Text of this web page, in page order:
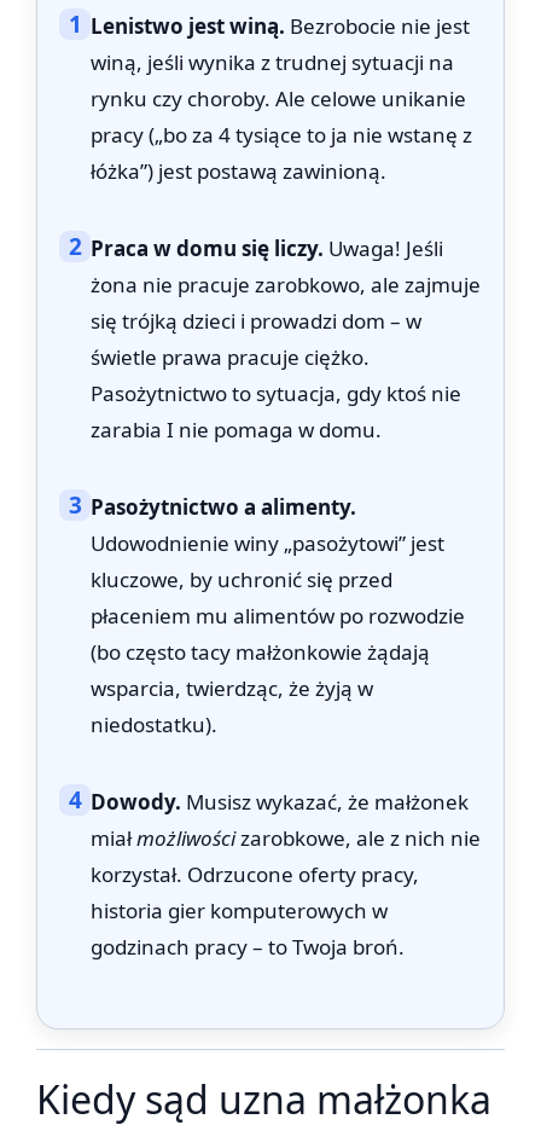
1 Lenistwo jest winą. Bezrobocie nie jest
winą, jeśli wynika z trudnej sytuacji na
rynku czy choroby. Ale celowe unikanie
pracy („bo za 4 tysiące to ja nie wstanę z
łóżka”) jest postawą zawinioną.
2 Praca w domu się liczy. Uwaga! Jeśli
żona nie pracuje zarobkowo, ale zajmuje
się trójką dzieci i prowadzi dom – w
świetle prawa pracuje ciężko.
Pasożytnictwo to sytuacja, gdy ktoś nie
zarabia I nie pomaga w domu.
3 Pasożytnictwo a alimenty.
Udowodnienie winy „pasożytowi” jest
kluczowe, by uchronić się przed
płaceniem mu alimentów po rozwodzie
(bo często tacy małżonkowie żądają
wsparcia, twierdząc, że żyją w
niedostatku).
4 Dowody. Musisz wykazać, że małżonek
miałmożliwościzarobkowe, ale z nich nie
korzystał. Odrzucone oferty pracy,
historia gier komputerowych w
godzinach pracy – to Twoja broń.
Kiedy sąd uzna małżonka